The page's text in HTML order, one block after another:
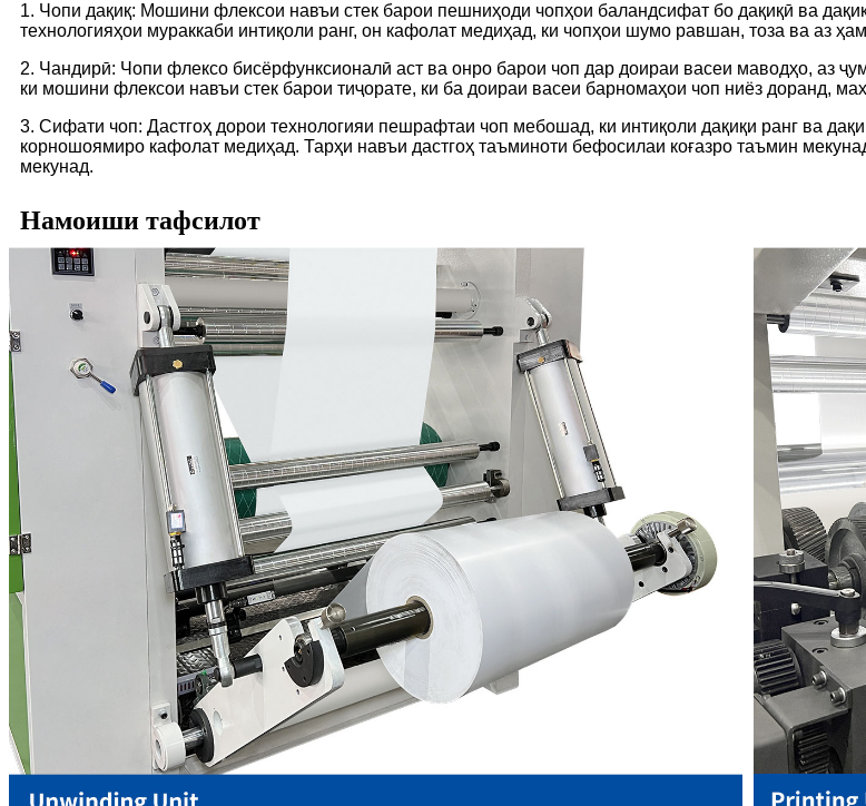
1. Чопи дақиқ: Мошини флексои навъи стек барои пешниҳоди чопҳои баландсифат бо дақиқӣ ва
технологияҳои мураккаби интиқоли ранг, он кафолат медиҳад, ки чопҳои шумо равшан, тоза ва аз
2. Чандирӣ: Чопи флексо бисёрфунксионалӣ аст ва онро барои чоп дар доираи васеи маводҳо, аз
ки мошини флексои навъи стек барои тиҷорате, ки ба доираи васеи барномаҳои чоп ниёз доранд,
3. Сифати чоп: Дастгоҳ дорои технологияи пешрафтаи чоп мебошад, ки интиқоли дақиқи ранг ва
корношоямиро кафолат медиҳад. Тарҳи навъи дастгоҳ таъминоти бефосилаи коғазро таъмин
мекунад.
Намоиши тафсилот